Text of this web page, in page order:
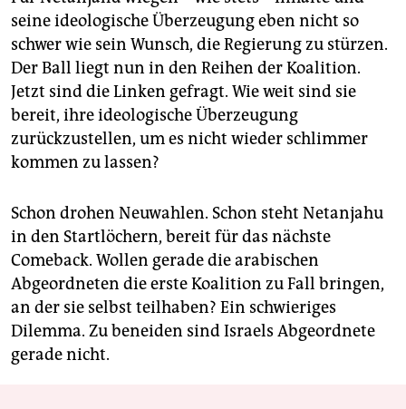
seine ideologische Überzeugung eben nicht so
schwer wie sein Wunsch, die Regierung zu stürzen.
Der Ball liegt nun in den Reihen der Koalition.
Jetzt sind die Linken gefragt. Wie weit sind sie
bereit, ihre ideologische Überzeugung
zurückzustellen, um es nicht wieder schlimmer
kommen zu lassen?
Schon drohen Neuwahlen. Schon steht Netanjahu
in den Startlöchern, bereit für das nächste
Comeback. Wollen gerade die arabischen
Abgeordneten die erste Koalition zu Fall bringen,
an der sie selbst teilhaben? Ein schwieriges
Dilemma. Zu beneiden sind Israels Abgeordnete
gerade nicht.